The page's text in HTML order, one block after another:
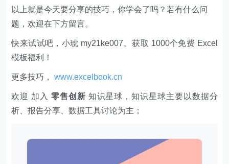
以上就是今天要分享的技巧，你学会了吗？若有什么问
题，欢迎在下方留言。
快来试试吧，小琥 my21ke007。获取 1000个免费 Excel
模板福利​​​​！
更多技巧，www.excelbook.cn
欢迎 加入 零售创新 知识星球，知识星球主要以数据分
析、报告分享、数据工具讨论为主；